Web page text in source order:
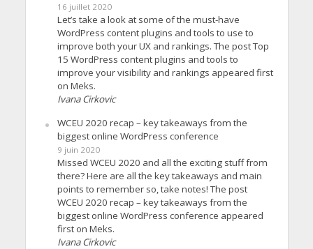
16 juillet 2020
Let’s take a look at some of the must-have
WordPress content plugins and tools to use to
improve both your UX and rankings. The post Top
15 WordPress content plugins and tools to
improve your visibility and rankings appeared first
on Meks.
Ivana Cirkovic
WCEU 2020 recap – key takeaways from the
biggest online WordPress conference
9 juin 2020
Missed WCEU 2020 and all the exciting stuff from
there? Here are all the key takeaways and main
points to remember so, take notes! The post
WCEU 2020 recap – key takeaways from the
biggest online WordPress conference appeared
first on Meks.
Ivana Cirkovic